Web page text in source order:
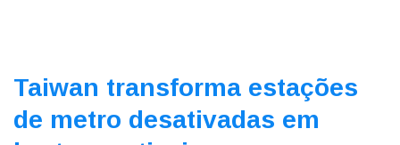
Taiwan transforma estações
de metro desativadas em